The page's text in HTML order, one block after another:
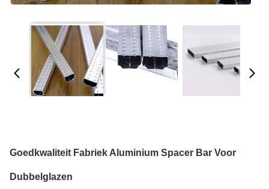
Goedkwaliteit Fabriek Aluminium Spacer Bar Voor
Dubbelglazen